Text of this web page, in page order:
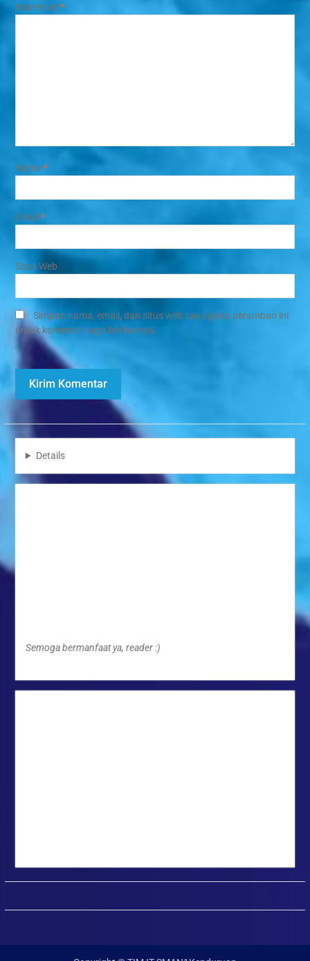
Komentar*
Nama *
Email *
Situs Web
Simpan nama, email, dan situs web saya pada peramban ini
untuk komentar saya berikutnya.
Details
Semoga bermanfaat ya, reader :)